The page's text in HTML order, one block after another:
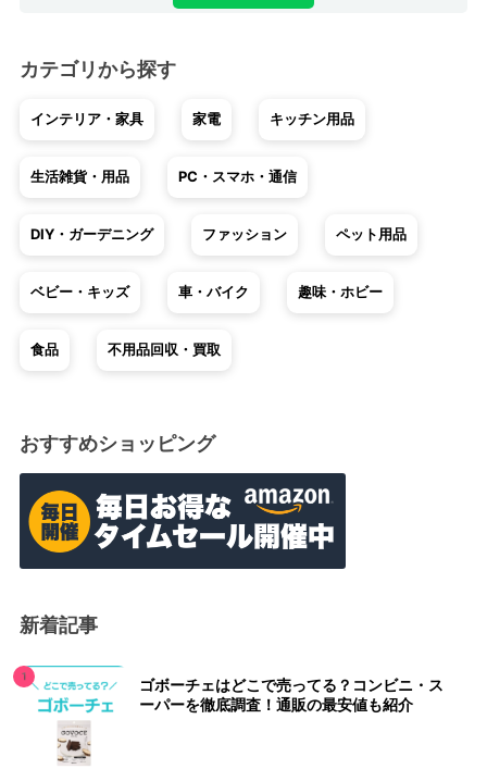
カテゴリから探す
インテリア・家具 家電 キッチン用品
生活雑貨・用品 PC・スマホ・通信
DIY・ガーデニング ファッション ペット用品
ベビー・キッズ 車・バイク 趣味・ホビー
食品 不用品回収・買取
おすすめショッピング
新着記事
ゴボーチェはどこで売ってる？コンビニ・ス
ーパーを徹底調査！通販の最安値も紹介